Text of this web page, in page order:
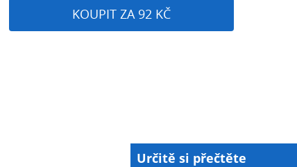
KOUPIT ZA 92 KČ
Určitě si přečtěte